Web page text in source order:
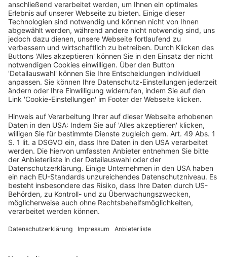
die steuerliche Abzugsfähigkeit ganz entfallen (Drs.
17/8462). Mit den Stimmen der Fraktion der CDU/CSU,
SPD und FDP gegen die Stimmen der Fraktion Bündnis
90/Die Grünen bei Stimmenthaltung der Fraktion Die
Linke wurde der Antrag abgelehnt. Der Antrag der
Fraktion Die Linke (Drs. 17/9149) ging noch einen Schritt
weiter. Sie wollte die steuerliche Abzugsfähigkeit für
Personenkraftwagen direkt begrenzen und zusätzlich
noch an den CO2-Ausstoß knüpfen. Auch dieser Antrag
wurde mit Stimmen der Fraktionen CDU/CSU, SPD und
Stimmenthaltung der Fraktion Bündnis 90/Die Grünen,
abgelehnt. Einen weiteren Vorstoß unternimmt der
Abgeordnete Stefan Gelbhaar(Bündnis 90/Die Grünen).
Er sieht die sog. “Dienstwagenpauschale” als
europarechtswidrige Beihilfe an und fragt, ob die
Bundesregierung dies auch so sehe. Die Antwort der
parlamentarischen StaatssektretärinKatja Hesselfällt
eindeutig aus. Zum einen teile die Bundesregierung
diese Auffassung nicht. Zum anderen gäbe es kein
Dienstwagenprivileg. Auch erfülle die Regelung im
aber noch nicht genug.Stefan Gelbhaar